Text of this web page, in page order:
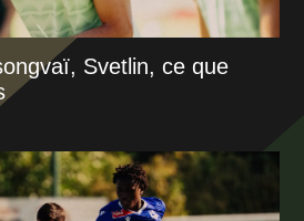
Svetlin, ce que